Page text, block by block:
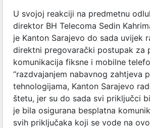
U svojoj reakciji na predmetnu
direktor BH Telecoma Sedin
je Kanton Sarajevo do sada uvijek
direktni pregovarački postupak za
komunikacija fiksne i mobilne
“razdvajanjem nabavnog zahtjeva
tehnologijama, Kanton Sarajevo
štetu, jer su do sada svi priključci
je bila osigurana besplatna
svih priključaka koji se vode na